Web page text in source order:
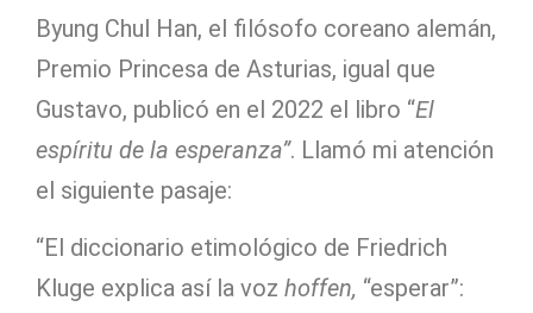
Byung Chul Han, el filósofo coreano alemán,
Premio Princesa de Asturias, igual que
Gustavo, publicó en el 2022 el libro “El
espíritu de la esperanza”. Llamó mi atención
el siguiente pasaje:
“El diccionario etimológico de Friedrich
Kluge explica así la voz hoffen, “esperar”: